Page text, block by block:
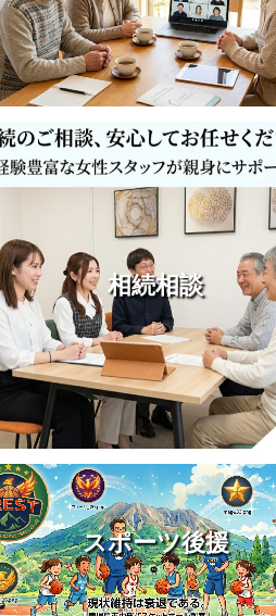
相続相談
スポーツ後援